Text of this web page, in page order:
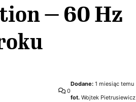
— 60 Hz
0
Dodane: 1 miesiąc temu
fot. Wojtek Pietrusiewicz